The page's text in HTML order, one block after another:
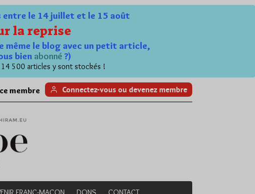
entre le 14 juillet et le 15 août
la reprise
le blog avec un petit article,
bien abonné ?)
500 articles y sont stockés !
membre Connectez-vous ou devenez membre